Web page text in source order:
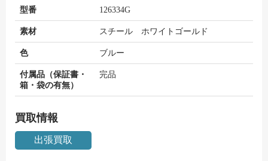
型番 126334G
素材 スチール ホワイトゴールド
色 ブルー
付属品（保証書・
箱・袋の有無）
完品
買取情報
出張買取